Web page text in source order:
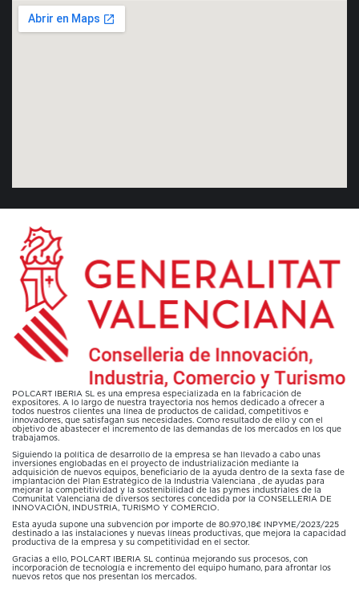
POLCART IBERIA SL es una empresa especializada en la fabricación de
expositores. A lo largo de nuestra trayectoria nos hemos dedicado a ofrecer a
todos nuestros clientes una línea de productos de calidad, competitivos e
innovadores, que satisfagan sus necesidades. Como resultado de ello y con el
objetivo de abastecer el incremento de las demandas de los mercados en los que
trabajamos.
Siguiendo la política de desarrollo de la empresa se han llevado a cabo unas
inversiones englobadas en el proyecto de industrialización mediante la
adquisición de nuevos equipos, beneficiario de la ayuda dentro de la sexta fase de
implantación del Plan Estratégico de la Industria Valenciana , de ayudas para
mejorar la competitividad y la sostenibilidad de las pymes industriales de la
Comunitat Valenciana de diversos sectores concedida por la CONSELLERIA DE
INNOVACIÓN, INDUSTRIA, TURISMO Y COMERCIO.
Esta ayuda supone una subvención por importe de 80.970,18€ INPYME/2023/225
destinado a las instalaciones y nuevas líneas productivas, que mejora la capacidad
productiva de la empresa y su competitividad en el sector.
Gracias a ello, POLCART IBERIA SL continúa mejorando sus procesos, con
incorporación de tecnología e incremento del equipo humano, para afrontar los
nuevos retos que nos presentan los mercados.